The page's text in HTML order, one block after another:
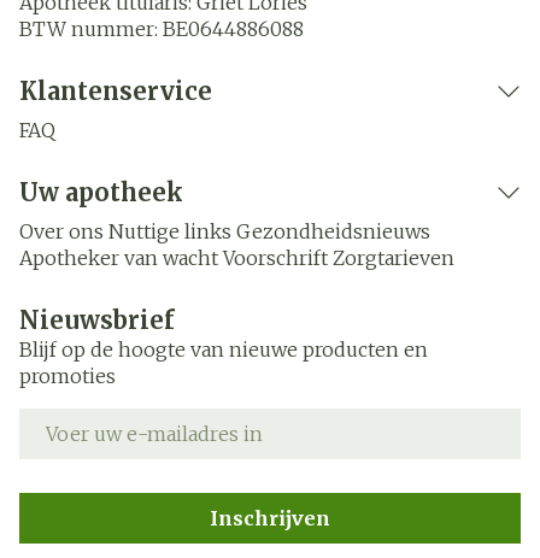
BTW nummer: BE0644886088
Klantenservice
FAQ
Uw apotheek
Over ons Nuttige links Gezondheidsnieuws
Apotheker van wacht Voorschrift Zorgtarieven
Nieuwsbrief
Blijf op de hoogte van nieuwe producten en
promoties
Inschrijven